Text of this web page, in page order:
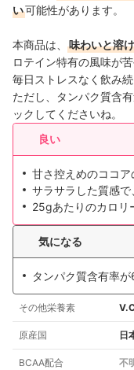
い可能性があります。
本商品は、 味わいと溶
ロテイン特有の風味が
毎日ストレスなく飲み
ただし、タンパク質含
ックしてくださいね。
良い
甘さ控えめのココ
サラサラした質感
25gあたりのカロリ
気になる
タンパク質含有率
その他栄養素
原産国 日
BCAA配合 不